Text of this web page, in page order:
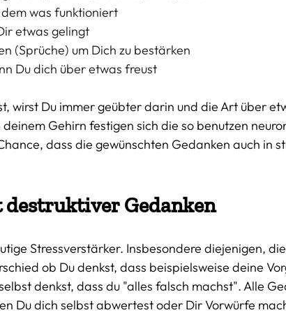
was funktioniert
etwas gelingt
(Sprüche) um Dich zu bestärken
Du dich über etwas freust
wirst Du immer geübter darin und die Art über
Gehirn festigen sich die so benutzen
dass die gewünschten Gedanken auch in
Gedanken
Stressverstärker. Insbesondere diejenigen,
ob Du denkst, dass beispielsweise deine
denkst, dass du "alles falsch machst". Alle
Du dich selbst abwertest oder Dir Vorwürfe